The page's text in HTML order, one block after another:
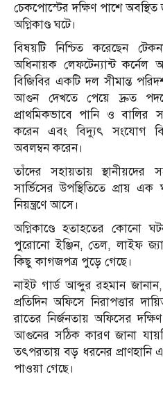
চেকপোস্টের দক্ষিণ পাশে
অগ্নিকাণ্ড ঘটে।
বিষয়টি নিশ্চিত করেছেন
অধিনায়ক লেফটেন্যান্ট কর্নেল
বিজিবির একটি দল সীমান্ত
আগুন দেখতে পেয়ে দ্রুত
প্রাথমিকভাবে পানি ও বালির
করেন এবং বিদ্যুৎ সংযোগ
অবলম্বন করেন।
তাঁদের সহায়তায়
সার্ভিসের উপস্থিতিতে প্রায়
নিয়ন্ত্রণে আসে।
অগ্নিকাণ্ডে হতাহতের কোনো
পুরোনো ইঞ্জিন, তেল, লাইফ
কিছু কাগজপত্র পুড়ে গেছে।
নাইট গার্ড আব্দুর রহমান
প্রতিদিন অফিসে নিরাপত্তার
রাতের নির্জনতায় অফিসের
আগুনের সঠিক কারণ জানা
তৎপরতায় বড় ধরনের প্রাণহানি
পাওয়া গেছে।